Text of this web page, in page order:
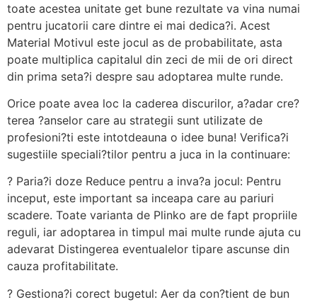
toate acestea unitate get bune rezultate va vina numai
pentru jucatorii care dintre ei mai dedica?i. Acest
Material Motivul este jocul as de probabilitate, asta
poate multiplica capitalul din zeci de mii de ori direct
din prima seta?i despre sau adoptarea multe runde.
Orice poate avea loc la caderea discurilor, a?adar cre?
terea ?anselor care au strategii sunt utilizate de
profesioni?ti este intotdeauna o idee buna! Verifica?i
sugestiile speciali?tilor pentru a juca in la continuare:
? Paria?i doze Reduce pentru a inva?a jocul: Pentru
inceput, este important sa inceapa care au pariuri
scadere. Toate varianta de Plinko are de fapt propriile
reguli, iar adoptarea in timpul mai multe runde ajuta cu
adevarat Distingerea eventualelor tipare ascunse din
cauza profitabilitate.
? Gestiona?i corect bugetul: Aer da con?tient de bun